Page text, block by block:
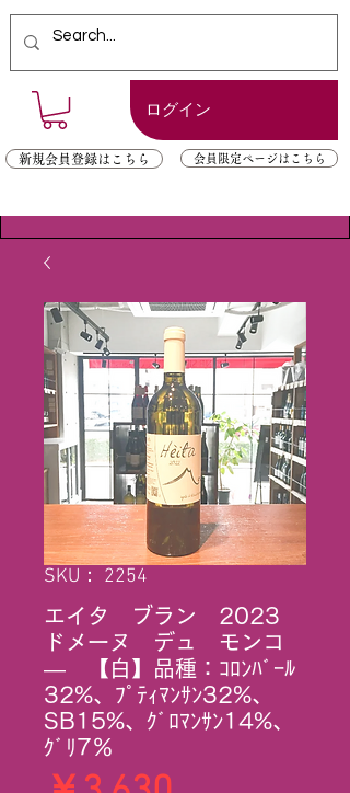
ログイン
新規会員登録はこちら 会員限定ページはこちら
SKU： 2254
エイタ ブラン 2023
ドメーヌ デュ モンコ
― 【白】品種：ｺﾛﾝﾊﾞｰﾙ
32%、ﾌﾟﾃｨﾏﾝｻﾝ32%、
SB15%、ｸﾞﾛﾏﾝｻﾝ14%、
ｸﾞﾘ7％